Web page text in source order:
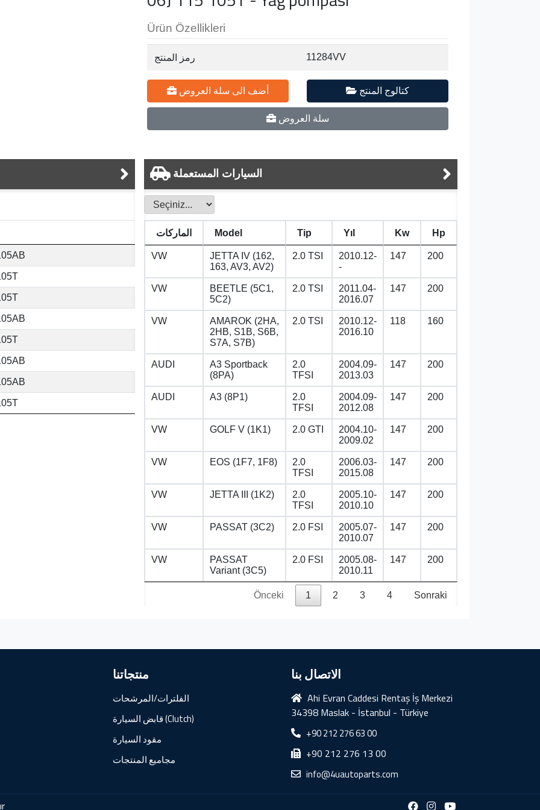
Ürün Özellikleri
رمز المنتج 11284VV
أضف الى سلة العروض كتالوج المنتج
سلة العروض
السيارات المستعملة
الماركات Model Tip Yıl Kw Hp
VW
JETTA IV (162,
163, AV3, AV2)
2.0 TSI
2010.12-
-
147 200
VW
BEETLE (5C1,
5C2)
2.0 TSI
2011.04-
2016.07
147 200
VW
AMAROK (2HA,
2HB, S1B, S6B,
S7A, S7B)
2.0 TSI
2010.12-
2016.10
118 160
AUDI
A3 Sportback
(8PA)
2.0
TFSI
2004.09-
2013.03
147 200
AUDI A3 (8P1)
2.0
TFSI
2004.09-
2012.08
147 200
VW GOLF V (1K1) 2.0 GTI
2004.10-
2009.02
147 200
VW EOS (1F7, 1F8)
2.0
TFSI
2006.03-
2015.08
147 200
VW JETTA III (1K2)
2.0
TFSI
2005.10-
2010.10
147 200
VW PASSAT (3C2) 2.0 FSI
2005.07-
2010.07
147 200
VW
PASSAT
Variant (3C5)
2.0 FSI
2005.08-
2010.11
147 200
Önceki 1 2 3 4 Sonraki
منتجاتنا
الفلترات/المرشحات
قابض السيارة (Clutch)
مقود السيارة
مجاميع المنتجات
الاتصال بنا
Ahi Evran Caddesi Rentaş İş Merkezi
34398 Maslak - İstanbul - Türkiye
+90 212 276 63 00
+90 212 276 13 00
info@4uautoparts.com